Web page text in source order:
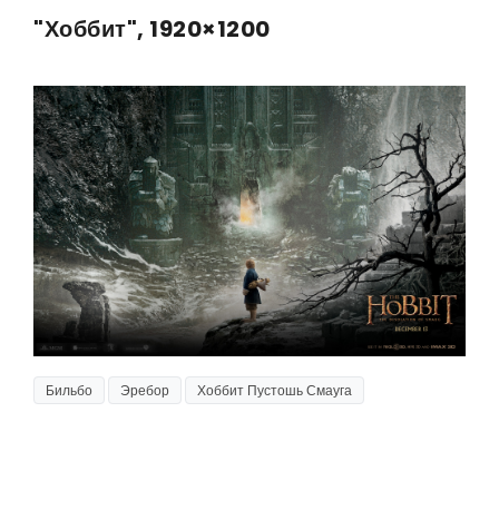
"Хоббит", 1920×1200
Бильбо Эребор Хоббит Пустошь Смауга